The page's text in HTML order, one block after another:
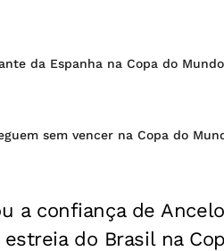
da Espanha na Copa do Mundo
sem vencer na Copa do
a confiança de
do Brasil na